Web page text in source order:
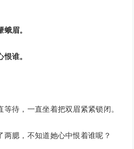
眉。
谁。
待，一直坐着把双眉紧紧锁闭。
腮，不知道她心中恨着谁呢？